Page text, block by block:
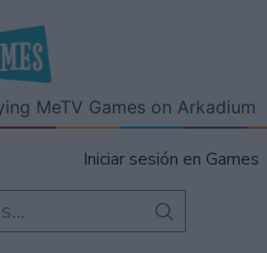
MeTV Games on Arkadium
Iniciar sesión en Games